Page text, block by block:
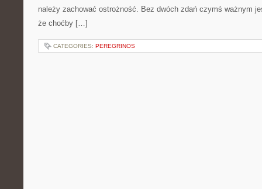
należy zachować ostrożność. Bez dwóch zdań czymś ważnym
że choćby […]
CATEGORIES: PEREGRINOS